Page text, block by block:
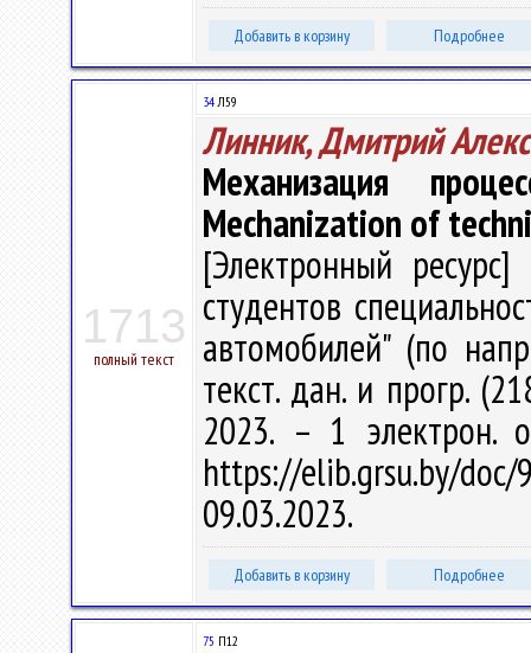
Добавить в корзину Подробнее
1713
полный текст
34Л59
Линник, Дмитрий
Механизация
Mechanization of
[Электронный
студентов
автомобилей" (по
текст. дан. и прогр.
2023. – 1 электрон.
https://elib.grsu.by/
09.03.2023.
Добавить в корзину Подробнее
75 П12